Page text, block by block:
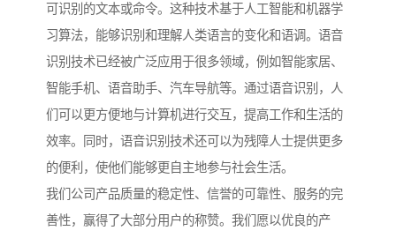
可识别的文本或命令。这种技术基于人工智能和机器学
习算法，能够识别和理解人类语言的变化和语调。语音
识别技术已经被广泛应用于很多领域，例如智能家居、
智能手机、语音助手、汽车导航等。通过语音识别，人
们可以更方便地与计算机进行交互，提高工作和生活的
效率。同时，语音识别技术还可以为残障人士提供更多
的便利，使他们能够更自主地参与社会生活。
我们公司产品质量的稳定性、信誉的可靠性、服务的完
善性，赢得了大部分用户的称赞。我们愿以优良的产